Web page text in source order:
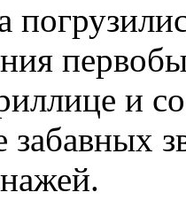
и
забавных